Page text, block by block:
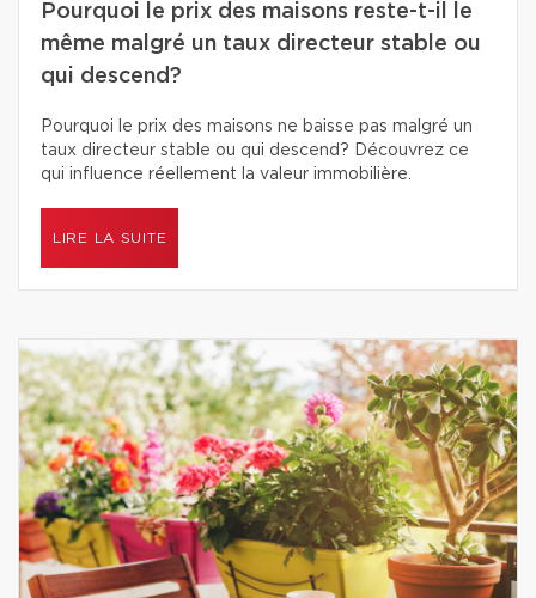
Pourquoi le prix des maisons reste-t-il le
même malgré un taux directeur stable ou
qui descend?
Pourquoi le prix des maisons ne baisse pas malgré un
taux directeur stable ou qui descend? Découvrez ce
qui influence réellement la valeur immobilière.
LIRE LA SUITE